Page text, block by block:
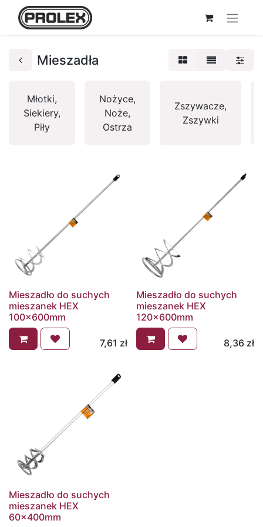
Mieszadła
Młotki,
Siekiery,
Piły
Nożyce,
Noże,
Ostrza
Zszywacze,
Zszywki
Mieszadło do suchych
mieszanek HEX
100x600mm
7,61 zł
Mieszadło do suchych
mieszanek HEX
120x600mm
8,36 zł
Mieszadło do suchych
mieszanek HEX
60x400mm